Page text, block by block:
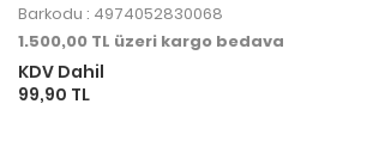
Barkodu : 4974052830068
1.500,00 TL üzeri kargo bedava
KDV Dahil
99,90 TL